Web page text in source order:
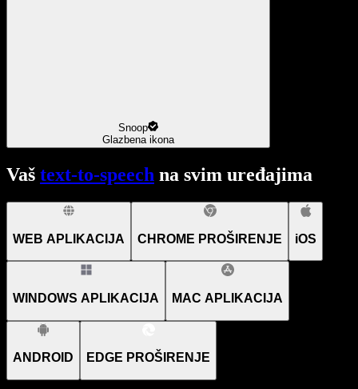
Snoop
Glazbena ikona
Vaš text-to-speech na svim uređajima
WEB APLIKACIJA CHROME PROŠIRENJE iOS
WINDOWS APLIKACIJA MAC APLIKACIJA
ANDROID EDGE PROŠIRENJE